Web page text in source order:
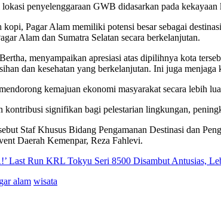
penyelenggaraan GWB didasarkan pada
Pagar Alam memiliki potensi besar sebagai
Alam dan Sumatra Selatan secara berkelanjutan.
menyampaikan apresiasi atas dipilihnya kota
dan kesehatan yang berkelanjutan. Ini juga
kemajuan ekonomi masyarakat secara lebih
kontribusi signifikan bagi pelestarian lingkungan,
Staf Khusus Bidang Pengamanan Destinasi dan
Daerah Kemenpar, Reza Fahlevi.
Last Run KRL Tokyu Seri 8500 Disambut Antusias,
alam wisata